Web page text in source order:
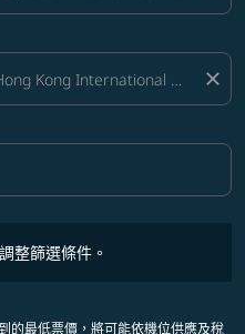
close
整篩選條件。
的最低票價，將可能依機位供應及稅